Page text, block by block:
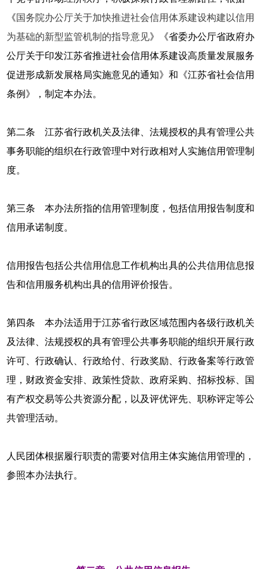
《 国务院办公厅关于加快推进社会信用体系建设构建以信用
为基础的新型监管机制的指导意见》《省委办公厅省政府办
公厅关于印发江苏省推进社会信用体系建设高质量发展服务
促进形成新发展格局实施意见的通知》和《江苏省社会信用
条例》，制定本办法。
第二条 江苏省行政机关及法律、法规授权的具有管理公共
事务职能的组织在行政管理中对行政相对人实施信用管理制
度。
第三条 本办法所指的信用管理制度，包括信用报告制度和
信用承诺制度。
信用报告包括公共信用信息工作机构出具的公共信用信息报
告和信用服务机构出具的信用评价报告。
第四条 本办法适用于江苏省行政区域范围内各级行政机关
及法律、法规授权的具有管理公共事务职能的组织开展行政
许可、行政确认、行政给付、行政奖励、行政备案等行政管
理，财政资金安排、政策性贷款、政府采购、招标投标、国
有产权交易等公共资源分配，以及评优评先、职称评定等公
共管理活动。
人民团体根据履行职责的需要对信用主体实施信用管理的，
参照本办法执行。